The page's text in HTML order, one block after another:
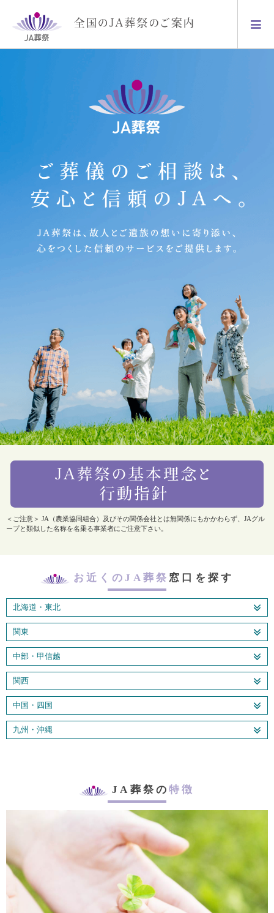
＜ご注意＞ JA（農業協同組合）及びその関係会社とは無関係にもかかわらず、JAグル
ープと類似した名称を名乗る事業者にご注意下さい。
お近くのJA葬祭 窓口を探す
北海道・東北
関東
中部・甲信越
関西
中国・四国
九州・沖縄
JA葬祭の特徴